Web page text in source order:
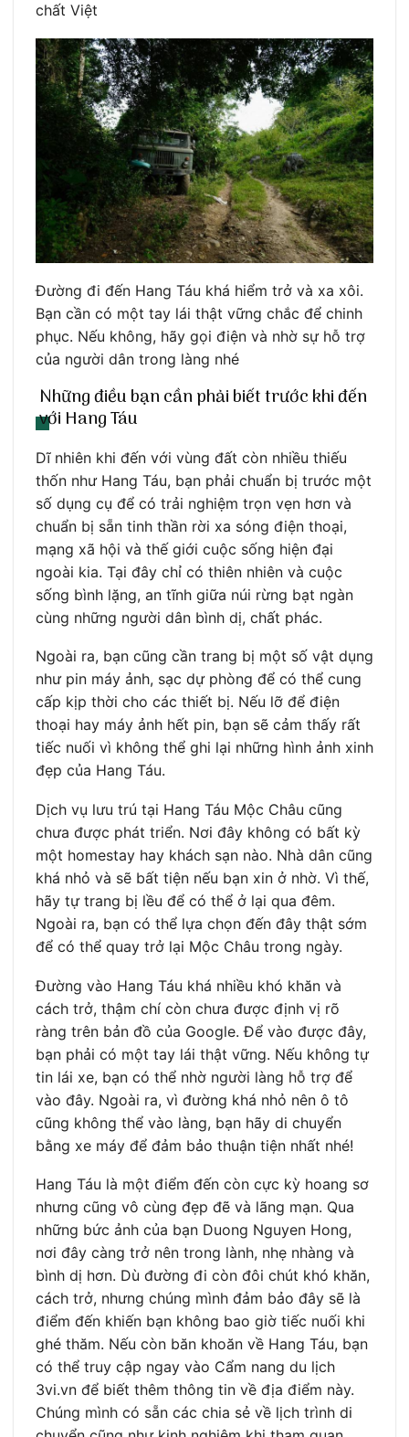
chất Việt
Đường đi đến Hang Táu khá hiểm trở và xa xôi.
Bạn cần có một tay lái thật vững chắc để chinh
phục. Nếu không, hãy gọi điện và nhờ sự hỗ trợ
của người dân trong làng nhé
Những điều bạn cần phải biết trước khi đến
với Hang Táu
Dĩ nhiên khi đến với vùng đất còn nhiều thiếu
thốn như Hang Táu, bạn phải chuẩn bị trước một
số dụng cụ để có trải nghiệm trọn vẹn hơn và
chuẩn bị sẵn tinh thần rời xa sóng điện thoại,
mạng xã hội và thế giới cuộc sống hiện đại
ngoài kia. Tại đây chỉ có thiên nhiên và cuộc
sống bình lặng, an tĩnh giữa núi rừng bạt ngàn
cùng những người dân bình dị, chất phác.
Ngoài ra, bạn cũng cần trang bị một số vật dụng
như pin máy ảnh, sạc dự phòng để có thể cung
cấp kịp thời cho các thiết bị. Nếu lỡ để điện
thoại hay máy ảnh hết pin, bạn sẽ cảm thấy rất
tiếc nuối vì không thể ghi lại những hình ảnh xinh
đẹp của Hang Táu.
Dịch vụ lưu trú tại Hang Táu Mộc Châu cũng
chưa được phát triển. Nơi đây không có bất kỳ
một homestay hay khách sạn nào. Nhà dân cũng
khá nhỏ và sẽ bất tiện nếu bạn xin ở nhờ. Vì thế,
hãy tự trang bị lều để có thể ở lại qua đêm.
Ngoài ra, bạn có thể lựa chọn đến đây thật sớm
để có thể quay trở lại Mộc Châu trong ngày.
Đường vào Hang Táu khá nhiều khó khăn và
cách trở, thậm chí còn chưa được định vị rõ
ràng trên bản đồ của Google. Để vào được đây,
bạn phải có một tay lái thật vững. Nếu không tự
tin lái xe, bạn có thể nhờ người làng hỗ trợ để
vào đây. Ngoài ra, vì đường khá nhỏ nên ô tô
cũng không thể vào làng, bạn hãy di chuyển
bằng xe máy để đảm bảo thuận tiện nhất nhé!
Hang Táu là một điểm đến còn cực kỳ hoang sơ
nhưng cũng vô cùng đẹp đẽ và lãng mạn. Qua
những bức ảnh của bạn Duong Nguyen Hong,
nơi đây càng trở nên trong lành, nhẹ nhàng và
bình dị hơn. Dù đường đi còn đôi chút khó khăn,
cách trở, nhưng chúng mình đảm bảo đây sẽ là
điểm đến khiến bạn không bao giờ tiếc nuối khi
ghé thăm. Nếu còn băn khoăn về Hang Táu, bạn
có thể truy cập ngay vào Cẩm nang du lịch
3vi.vn để biết thêm thông tin về địa điểm này.
Chúng mình có sẵn các chia sẻ về lịch trình di